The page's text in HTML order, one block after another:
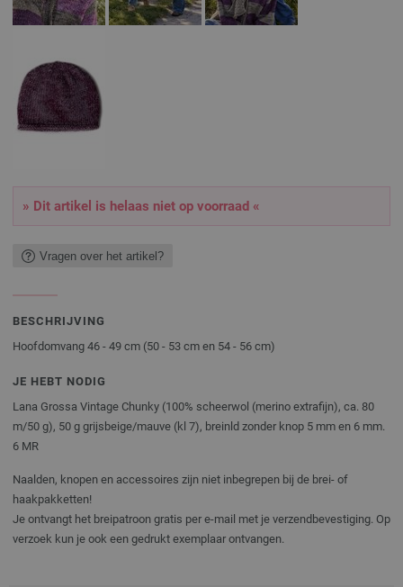
» Dit artikel is helaas niet op voorraad «
Vragen over het artikel?
BESCHRIJVING
Hoofdomvang 46 - 49 cm (50 - 53 cm en 54 - 56 cm)
JE HEBT NODIG
Lana Grossa Vintage Chunky (100% scheerwol (merino extrafijn), ca. 80
m/50 g), 50 g grijsbeige/mauve (kl 7), breinld zonder knop 5 mm en 6 mm.
6 MR
Naalden, knopen en accessoires zijn niet inbegrepen bij de brei- of
haakpakketten!
Je ontvangt het breipatroon gratis per e-mail met je verzendbevestiging. Op
verzoek kun je ook een gedrukt exemplaar ontvangen.